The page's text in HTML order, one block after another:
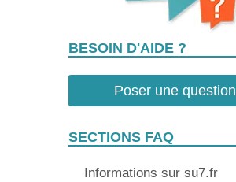
BESOIN D'AIDE ?
Poser une question
SECTIONS FAQ
Informations sur su7.fr